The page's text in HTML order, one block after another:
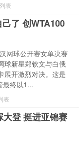
表
了 创WTA100
网球公开赛女单决赛
球新星郑钦文与白俄
展开激烈对决。这是
最终以1...
表
登 挺进亚锦赛